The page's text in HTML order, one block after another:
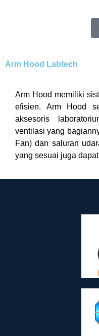
Arm Hood Labtech
Arm Hood memiliki
efisien.Arm Hood
aksesoris
ventilasi yang
Fan) dan saluran
yang sesuai juga